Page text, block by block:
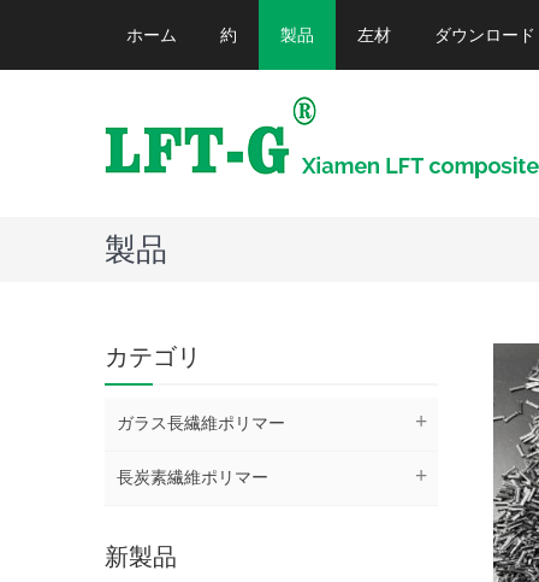
ホーム 約 製品 左材 ダウンロード
製品
カテゴリ
ガラス長繊維ポリマー
長炭素繊維ポリマー
新製品